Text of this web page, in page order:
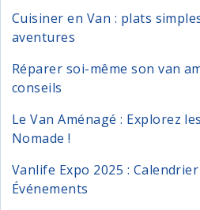
Cuisiner en Van : plats
aventures
Réparer soi-même son van
conseils
Le Van Aménagé : Explorez
Nomade !
Vanlife Expo 2025 :
Événements